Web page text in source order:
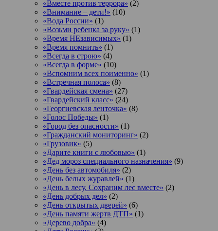
«Вместе против террора» (2)
«Внимание – дети!» (10)
«Вода России» (1)
«Возьми ребенка за руку» (1)
«Время НЕзависимых» (1)
«Время помнить» (1)
«Всегда в строю» (4)
«Всегда в форме» (10)
«Вспомним всех поименно» (1)
«Встречная полоса» (8)
«Гвардейская смена» (27)
«Гвардейский класс» (24)
«Георгиевская ленточка» (8)
«Голос Победы» (1)
«Город без опасности» (1)
«Гражданский мониторинг» (2)
«Грузовик» (5)
«Дарите книги с любовью» (1)
«Дед мороз специального назначения» (9)
«День без автомобиля» (2)
«День белых журавлей» (1)
«День в лесу. Сохраним лес вместе» (2)
«День добрых дел» (2)
«День открытых дверей» (6)
«День памяти жертв ДТП» (1)
«Дерево добра» (4)